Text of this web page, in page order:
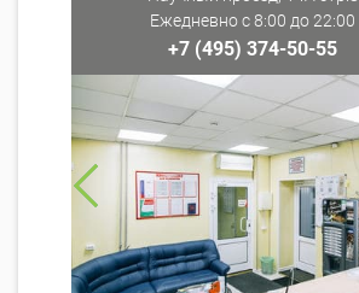
Ежедневно с 8:00 до 22:00
+7 (495) 374-50-55